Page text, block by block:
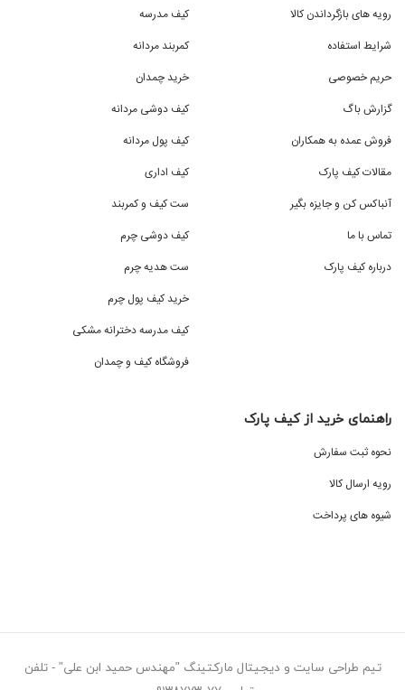
رویه های بازگرداندن کالا
شرایط استفاده
حریم خصوصی
گزارش باگ
فروش عمده به همکاران
مقالات کیف پارک
آنباکس کن و جایزه بگیر
تماس با ما
درباره کیف پارک
کیف مدرسه
کمربند مردانه
خرید چمدان
کیف دوشی مردانه
کیف پول مردانه
کیف اداری
ست کیف و کمربند
کیف دوشی چرم
ست هدیه چرم
خرید کیف پول چرم
کیف مدرسه دخترانه مشکی
فروشگاه کیف و چمدان
راهنمای خرید از کیف پارک
نحوه ثبت سفارش
رویه ارسال کالا
شیوه های پرداخت
تیم طراحی سایت و دیجیتال مارکتینگ "مهندس حمید ابن علی" - تلفن